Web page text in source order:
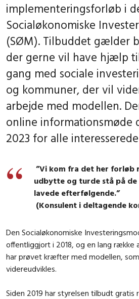
implementeringsforløb i
Socialøkonomiske
(SØM). Tilbuddet gælder
der gerne vil have hjælp
gang med sociale
og kommuner, der vil
arbejde med modellen.
online informationsmøde
2023 for alle
”Vi kom fra det her
udbytte og turde stå på
lavede efterfølgende.”
(Konsulent i deltagende
Den Socialøkonomiske
offentliggjort i 2018, og en lang række
har prøvet kræfter med modellen,
videreudvikles.
Siden 2019 har styrelsen tilbudt gratis